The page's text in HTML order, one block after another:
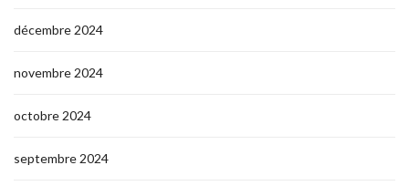
décembre 2024
novembre 2024
octobre 2024
septembre 2024